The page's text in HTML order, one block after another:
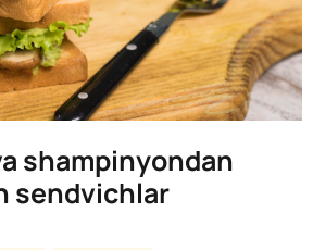
shampinyondan
sendvichlar